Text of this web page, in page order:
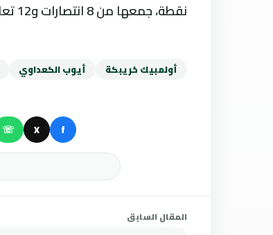
نقطة، جمعها من 8 انتصارات و12 تعادلا مع تلقيه 10 هزائم.
أولمبيك خريبكة أيوب الكعداوي
f
X
☏
المقال السابق